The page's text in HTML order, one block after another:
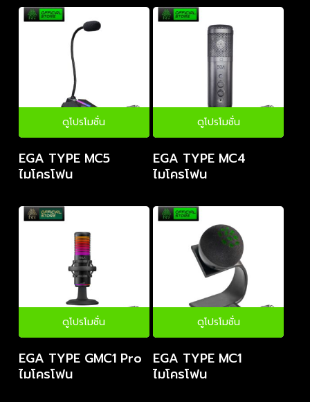
ดูโปรโมชั่น
EGA TYPE MC5
ไมโครโฟน
ดูโปรโมชั่น
EGA TYPE MC4
ไมโครโฟน
ดูโปรโมชั่น
EGA TYPE GMC1 Pro
ไมโครโฟน
ดูโปรโมชั่น
EGA TYPE MC1
ไมโครโฟน